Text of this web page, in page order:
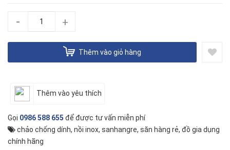
- +
Thêm vào giỏ hàng
Thêm vào yêu thích
Gọi 0986 588 655 để được tư vấn miễn phí
chảo chống dính, nồi inox, sanhangre, săn hàng rẻ, đồ gia dụng
chính hãng